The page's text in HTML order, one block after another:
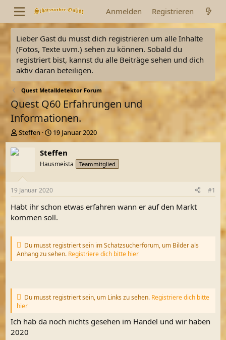
Anmelden Registrieren
Lieber Gast du musst dich registrieren um alle Inhalte
(Fotos, Texte uvm.) sehen zu können. Sobald du
registriert bist, kannst du alle Beiträge sehen und dich
aktiv daran beteiligen.
Quest Metalldetektor Forum
Quest Q60 Erfahrungen und
Informationen.
E
r
s
l
e
r
Steffen
E
r
s
e
t
a
m
19 Januar 2020
Steffen
Hausmeista Teammitglied
19 Januar 2020 #1
Habt ihr schon etwas erfahren wann er auf den Markt
kommen soll.
Du musst registriert sein im Schatzsucherforum, um Bilder als
Anhang zu sehen. Registriere dich bitte hier
Du musst registriert sein, um Links zu sehen. Registriere dich bitte
hier
Ich hab da noch nichts gesehen im Handel und wir haben
2020